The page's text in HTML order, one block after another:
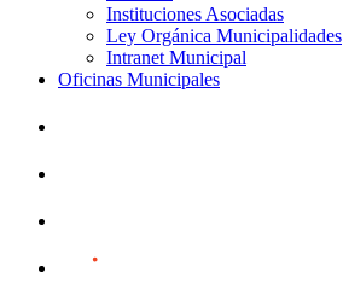
Instituciones Asociadas
Ley Orgánica Municipalidades
Intranet Municipal
Oficinas Municipales